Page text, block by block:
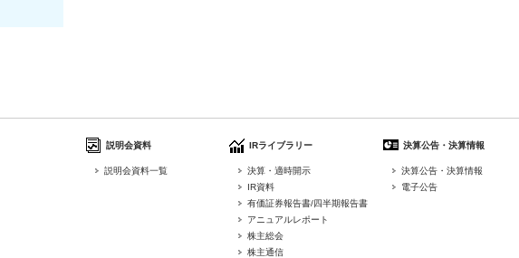
説明会資料
説明会資料一覧
IRライブラリー
決算・適時開示
IR資料
有価証券報告書/四半期報告書
アニュアルレポート
株主総会
株主通信
決算公告・決算情報
決算公告・決算情報
電子公告